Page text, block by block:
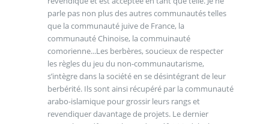
parle pas non plus des autres communautés telles
que la communauté juive de France, la
communauté Chinoise, la commuinauté
comorienne...Les berbères, soucieux de respecter
les règles du jeu du non-communautarisme,
s’intègre dans la société en se désintégrant de leur
berbérité. Ils sont ainsi récupéré par la communauté
arabo-islamique pour grossir leurs rangs et
revendiquer davantage de projets. Le dernier